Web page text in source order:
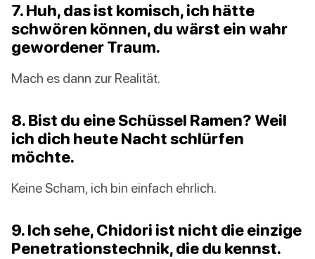
7. Huh, das ist komisch, ich hätte
schwören können, du wärst ein wahr
gewordener Traum.
Mach es dann zur Realität.
8. Bist du eine Schüssel Ramen? Weil
ich dich heute Nacht schlürfen
möchte.
Keine Scham, ich bin einfach ehrlich.
9. Ich sehe, Chidori ist nicht die einzige
Penetrationstechnik, die du kennst.